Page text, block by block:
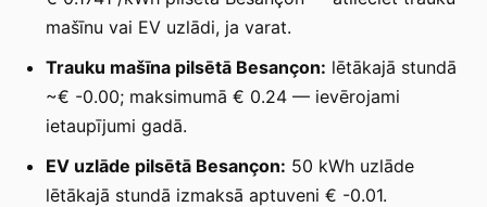
mašīnu vai EV uzlādi, ja varat.
Trauku mašīna pilsētā Besançon: lētākajā stundā
~€ -0.00; maksimumā € 0.24 — ievērojami
ietaupījumi gadā.
EV uzlāde pilsētā Besançon: 50 kWh uzlāde
lētākajā stundā izmaksā aptuveni € -0.01.